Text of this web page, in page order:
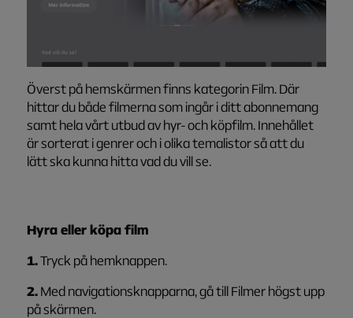
Överst på hemskärmen finns kategorin Film. Där
hittar du både filmerna som ingår i ditt abonnemang
samt hela vårt utbud av hyr- och köpfilm. Innehållet
är sorterat i genrer och i olika temalistor så att du
lätt ska kunna hitta vad du vill se.
Hyra eller köpa film
1.Tryck på hemknappen.
2.Med navigationsknapparna, gå till Filmer högst upp
på skärmen.